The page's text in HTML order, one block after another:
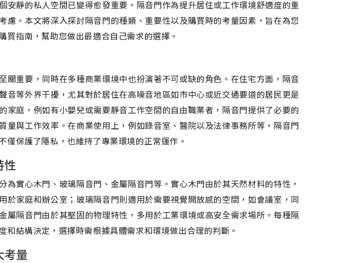
安靜的私人空間已變得愈發重要。隔音門作為提升居住或工作環境舒適度的重
慮。本文將深入探討隔音門的種類、重要性以及購買時的考量因素，旨在為您
買指南，幫助您做出最適合自己需求的選擇。
關重要，同時在多種商業環境中也扮演著不可或缺的角色。在住宅方面，隔音
音等外界干擾，尤其對於居住在高噪音地區如市中心或近交通要道的居民更是
家庭，例如有小嬰兒或需要靜音工作空間的自由職業者，隔音門提供了必要的
量與工作效率。在商業使用上，例如錄音室、醫院以及法律事務所等，隔音門
僅保護了隱私，也維持了專業環境的正常運作。
性
為實心木門、玻璃隔音門、金屬隔音門等。實心木門由於其天然材料的特性，
於家庭和辦公室；玻璃隔音門則適用於需要視覺開放感的空間，如會議室，同
屬隔音門由於其堅固的物理特性，多用於工業環境或高安全需求場所。每種隔
和結構決定，選擇時需根據具體需求和環境做出合理的判斷。
考量